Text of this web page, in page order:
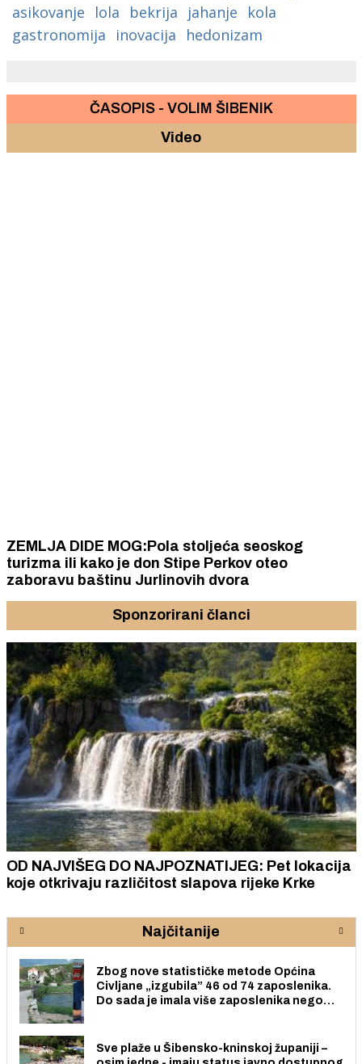
asikovanje
lola bekrija jahanje
kola
gastronomija
inovacija hedonizam
ČASOPIS - VOLIM ŠIBENIK
Video
ZEMLJA DIDE MOG:Pola stoljeća seoskog
turizma ili kako je don Stipe Perkov oteo
zaboravu baštinu Jurlinovih dvora
Sponzorirani članci
OD NAJVIŠEG DO NAJPOZNATIJEG: Pet lokacija
koje otkrivaju različitost slapova rijeke Krke
Najčitanije
Zbog nove statističke metode Općina
Civljane „izgubila” 46 od 74 zaposlenika.
Do sada je imala više zaposlenika nego
Sve plaže u Šibensko-kninskoj županiji –